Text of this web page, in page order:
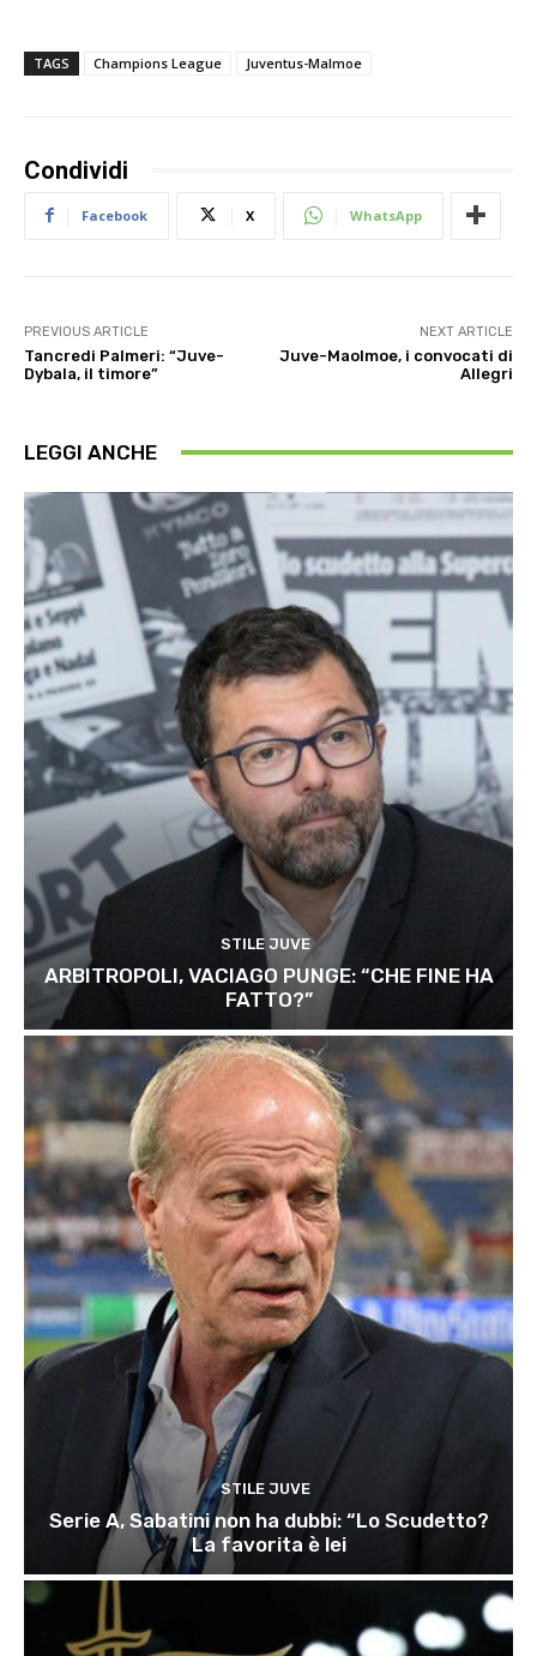
TAGS Champions League Juventus-Malmoe
Condividi
Facebook X WhatsApp
PREVIOUS ARTICLE
Tancredi Palmeri: “Juve-
Dybala, il timore”
NEXT ARTICLE
Juve-Maolmoe, i convocati di
Allegri
LEGGI ANCHE
STILE JUVE
ARBITROPOLI, VACIAGO PUNGE: “CHE FINE HA
FATTO?”
STILE JUVE
Serie A, Sabatini non ha dubbi: “Lo Scudetto?
La favorita è lei